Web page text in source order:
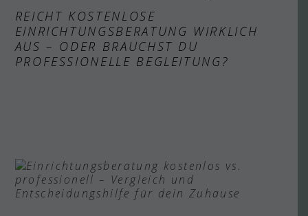
REICHT KOSTENLOSE
EINRICHTUNGSBERATUNG WIRKLICH
AUS – ODER BRAUCHST DU
PROFESSIONELLE BEGLEITUNG?